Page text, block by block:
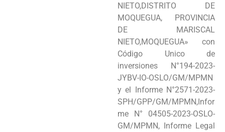
NIETO,DISTRITO DE
MOQUEGUA, PROVINCIA
DE MARISCAL
NIETO,MOQUEGUA» con
Código Unico de
inversiones N°194-2023-
JYBV-IO-OSLO/GM/MPMN
y el Informe N°2571-2023-
SPH/GPP/GM/MPMN,Infor
me N° 04505-2023-OSLO-
GM/MPMN, Informe Legal